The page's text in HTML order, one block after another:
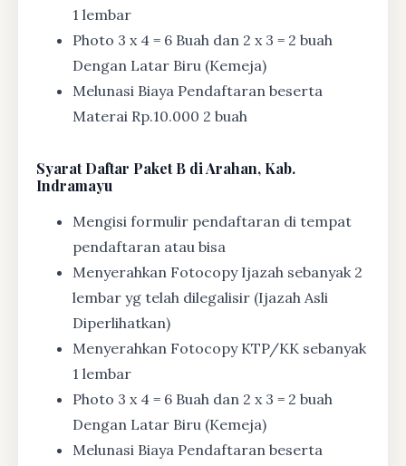
1 lembar
Photo 3 x 4 = 6 Buah dan 2 x 3 = 2 buah
Dengan Latar Biru (Kemeja)
Melunasi Biaya Pendaftaran beserta
Materai Rp.10.000 2 buah
SyaratDaftar Paket B di Arahan, Kab.
Indramayu
Mengisi formulir pendaftaran di tempat
pendaftaran atau bisa
Menyerahkan Fotocopy Ijazah sebanyak 2
lembar yg telah dilegalisir (Ijazah Asli
Diperlihatkan)
Menyerahkan Fotocopy KTP/KK sebanyak
1 lembar
Photo 3 x 4 = 6 Buah dan 2 x 3 = 2 buah
Dengan Latar Biru (Kemeja)
Melunasi Biaya Pendaftaran beserta